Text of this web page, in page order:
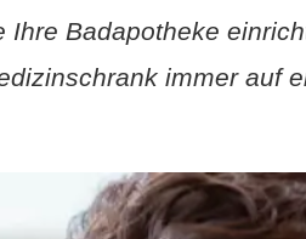
Ihre Badapotheke
immer auf